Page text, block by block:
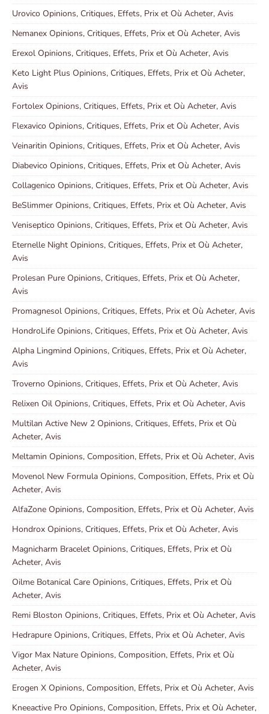
Urovico Opinions, Critiques, Effets, Prix et Où Acheter, Avis
Nemanex Opinions, Critiques, Effets, Prix et Où Acheter, Avis
Erexol Opinions, Critiques, Effets, Prix et Où Acheter, Avis
Keto Light Plus Opinions, Critiques, Effets, Prix et Où Acheter,
Avis
Fortolex Opinions, Critiques, Effets, Prix et Où Acheter, Avis
Flexavico Opinions, Critiques, Effets, Prix et Où Acheter, Avis
Veinaritin Opinions, Critiques, Effets, Prix et Où Acheter, Avis
Diabevico Opinions, Critiques, Effets, Prix et Où Acheter, Avis
Collagenico Opinions, Critiques, Effets, Prix et Où Acheter, Avis
BeSlimmer Opinions, Critiques, Effets, Prix et Où Acheter, Avis
Veniseptico Opinions, Critiques, Effets, Prix et Où Acheter, Avis
Eternelle Night Opinions, Critiques, Effets, Prix et Où Acheter,
Avis
Prolesan Pure Opinions, Critiques, Effets, Prix et Où Acheter,
Avis
Promagnesol Opinions, Critiques, Effets, Prix et Où Acheter, Avis
HondroLife Opinions, Critiques, Effets, Prix et Où Acheter, Avis
Alpha Lingmind Opinions, Critiques, Effets, Prix et Où Acheter,
Avis
Troverno Opinions, Critiques, Effets, Prix et Où Acheter, Avis
Relixen Oil Opinions, Critiques, Effets, Prix et Où Acheter, Avis
Multilan Active New 2 Opinions, Critiques, Effets, Prix et Où
Acheter, Avis
Meltamin Opinions, Composition, Effets, Prix et Où Acheter, Avis
Movenol New Formula Opinions, Composition, Effets, Prix et Où
Acheter, Avis
AlfaZone Opinions, Composition, Effets, Prix et Où Acheter, Avis
Hondrox Opinions, Critiques, Effets, Prix et Où Acheter, Avis
Magnicharm Bracelet Opinions, Critiques, Effets, Prix et Où
Acheter, Avis
Oilme Botanical Care Opinions, Critiques, Effets, Prix et Où
Acheter, Avis
Remi Bloston Opinions, Critiques, Effets, Prix et Où Acheter, Avis
Hedrapure Opinions, Critiques, Effets, Prix et Où Acheter, Avis
Vigor Max Nature Opinions, Composition, Effets, Prix et Où
Acheter, Avis
Erogen X Opinions, Composition, Effets, Prix et Où Acheter, Avis
Kneeactive Pro Opinions, Composition, Effets, Prix et Où Acheter,